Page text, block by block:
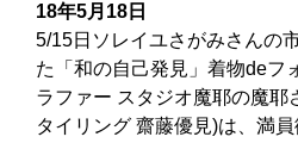
18年5月18日
5/15日ソレイユさがみさんの
た「和の自己発見」着物deフ
ラファー スタジオ魔耶の魔耶
タイリング 齋藤優見)は、満